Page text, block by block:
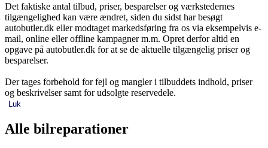
Det faktiske antal tilbud, priser, besparelser og værkstedernes
tilgængelighed kan være ændret, siden du sidst har besøgt
autobutler.dk eller modtaget markedsføring fra os via eksempelvis e-
mail, online eller offline kampagner m.m. Opret derfor altid en
opgave på autobutler.dk for at se de aktuelle tilgængelig priser og
besparelser.
Der tages forbehold for fejl og mangler i tilbuddets indhold, priser
og beskrivelser samt for udsolgte reservedele.
Luk
Alle bilreparationer